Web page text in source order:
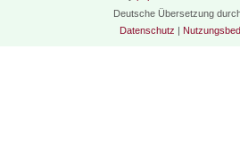
Deutsche Übersetzung
Datenschutz |